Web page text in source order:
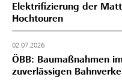
Elektrifizierung der
Hochtouren
02.07.2026
ÖBB: Baumaßnahmen
zuverlässigen